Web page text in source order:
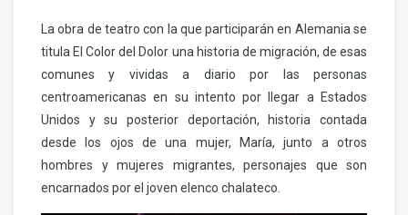
La obra de teatro con la que participarán en Alemania se
titula El Color del Dolor una historia de migración, de esas
comunes y vividas a diario por las personas
centroamericanas en su intento por llegar a Estados
Unidos y su posterior deportación, historia contada
desde los ojos de una mujer, María, junto a otros
hombres y mujeres migrantes, personajes que son
encarnados por el joven elenco chalateco.